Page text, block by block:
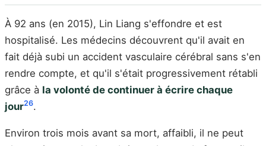
À 92 ans (en 2015), Lin Liang s'effondre et est
hospitalisé. Les médecins découvrent qu'il avait en
fait déjà subi un accident vasculaire cérébral sans s'en
rendre compte, et qu'il s'était progressivement rétabli
grâce à la volonté de continuer à écrire chaque
jour26.
Environ trois mois avant sa mort, affaibli, il ne peut